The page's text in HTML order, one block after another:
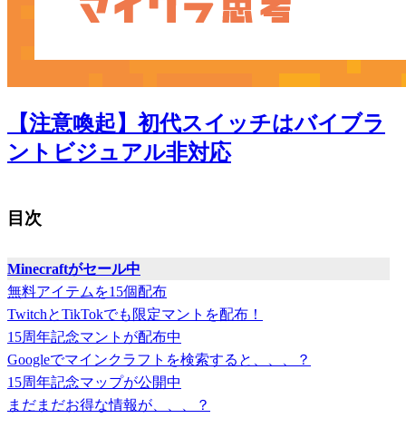
【注意喚起】初代スイッチはバイブラ
ントビジュアル非対応
目次
Minecraftがセール中
無料アイテムを15個配布
TwitchとTikTokでも限定マントを配布！
15周年記念マントが配布中
Googleでマインクラフトを検索すると、、、？
15周年記念マップが公開中
まだまだお得な情報が、、、？